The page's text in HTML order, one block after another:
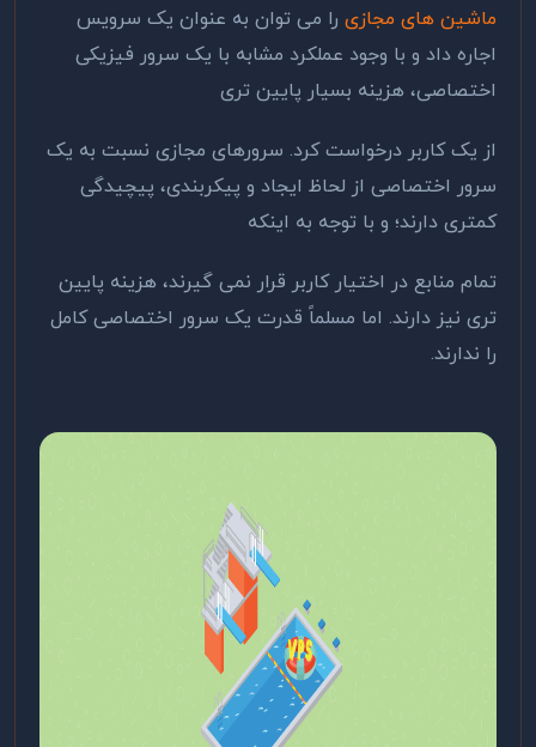
ماشین ‌های مجازی را می توان به عنوان یک سرویس
اجاره داد و با وجود عملکرد مشابه با یک سرور فیزیکی
اختصاصی، هزینه بسیار پایین ‌تری
از یک کاربر درخواست کرد. سرورهای مجازی نسبت به یک
سرور اختصاصی از لحاظ ایجاد و پیکربندی، پیچیدگی
کمتری دارند؛ و با توجه به اینکه
تمام منابع در اختیار کاربر قرار نمی گیرند، هزینه پایین
تری نیز دارند. اما مسلماً قدرت یک سرور اختصاصی کامل
را ندارند.